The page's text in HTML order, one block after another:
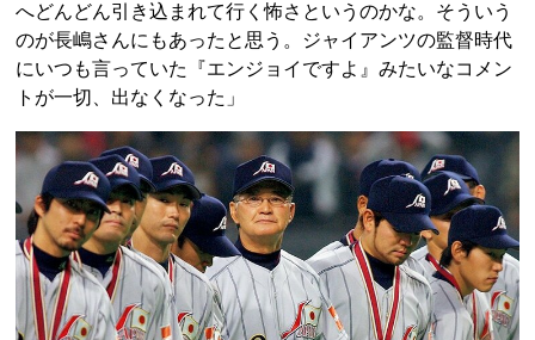
へどんどん引き込まれて行く怖さというのかな。そういう
のが長嶋さんにもあったと思う。ジャイアンツの監督時代
にいつも言っていた『エンジョイですよ』みたいなコメン
トが一切、出なくなった」